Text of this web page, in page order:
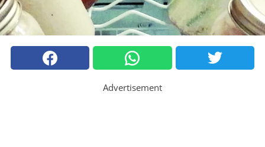
Advertisement